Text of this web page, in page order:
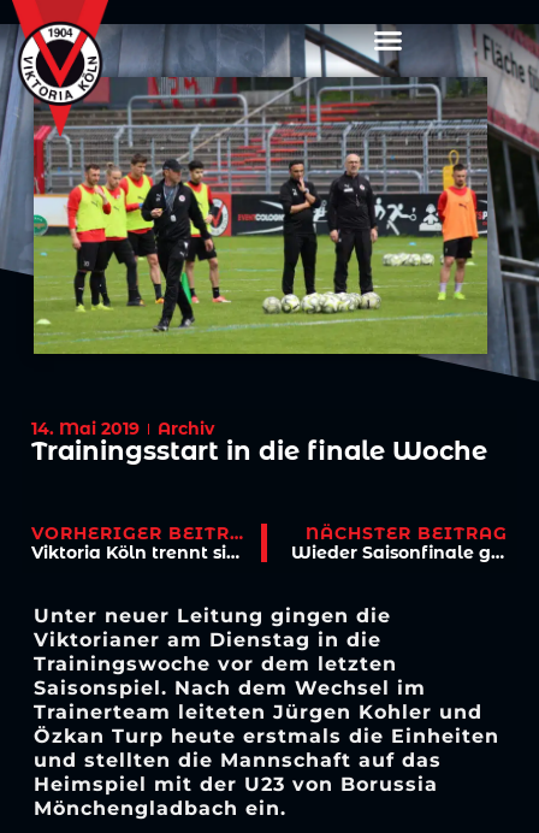
14. Mai 2019 Archiv
Trainingsstart in die finale Woche
VORHERIGER BEITRAG
Viktoria Köln trennt sich von Cheftrainer Patrick Glöckner
NÄCHSTER BEITRAG
Wieder Saisonfinale gegen Mönchengladbach
Unter neuer Leitung gingen die
Viktorianer am Dienstag in die
Trainingswoche vor dem letzten
Saisonspiel. Nach dem Wechsel im
Trainerteam leiteten Jürgen Kohler und
Özkan Turp heute erstmals die Einheiten
und stellten die Mannschaft auf das
Heimspiel mit der U23 von Borussia
Mönchengladbach ein.